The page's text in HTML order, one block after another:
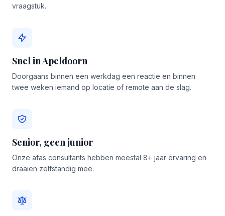
vraagstuk.
Snel in Apeldoorn
Doorgaans binnen een werkdag een reactie en binnen
twee weken iemand op locatie of remote aan de slag.
Senior, geen junior
Onze afas consultants hebben meestal 8+ jaar ervaring en
draaien zelfstandig mee.